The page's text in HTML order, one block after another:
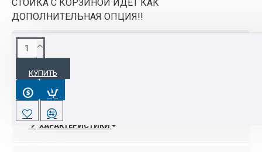
СТОЙКА С КОРЗИНОЙ ИДЕТ КАК
ДОПОЛНИТЕЛЬНАЯ ОПЦИЯ!!
КУПИТЬ
ОПИСАНИЕ
• Для создания проектов САПР в офисе при
полном контроле расходов икачества. HP
Designjet 510 обеспечивает высокую скорость
печати - до 55с на документ A1-sized - и
ХАРАКТЕРИСТИКИ